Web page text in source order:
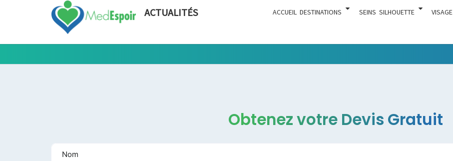
ACTUALITÉS ACCUEIL DESTINATIONS SEINS SILHOUETTE VISAGE
Tout Ce
Chirurgie
Esthétique
Obtenez votre Devis Gratuit